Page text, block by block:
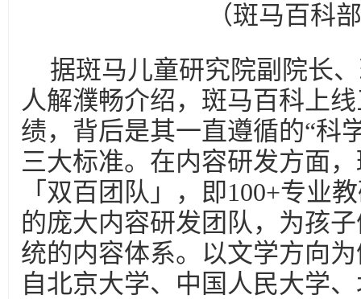
（斑马百科
据斑马儿童研究院副院长
人解濮畅介绍，斑马百科上
绩，背后是其一直遵循的“科
三大标准。在内容研发方面
「双百团队」，即100+专业
的庞大内容研发团队，为孩
统的内容体系。以文学方向
自北京大学、中国人民大学